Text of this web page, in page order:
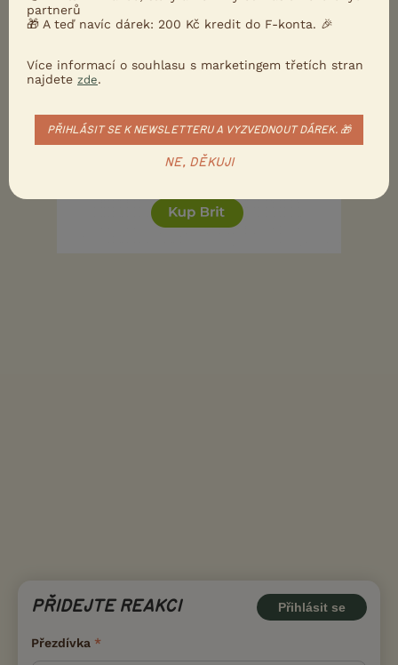
... teda pokud jde o dobrmana - nevím, jestli Pride
0
Kvalitní příspěvek
PŘIDEJTE REAKCI Přihlásit se
Přezdívka
partnerů
🎁 A teď navíc dárek: 200 Kč kredit do F-konta. 🎉
Více informací o souhlasu s marketingem třetích stran
najdete zde.
PŘIHLÁSIT SE K NEWSLETTERU A VYZVEDNOUT DÁREK. 🎁
NE, DĚKUJI